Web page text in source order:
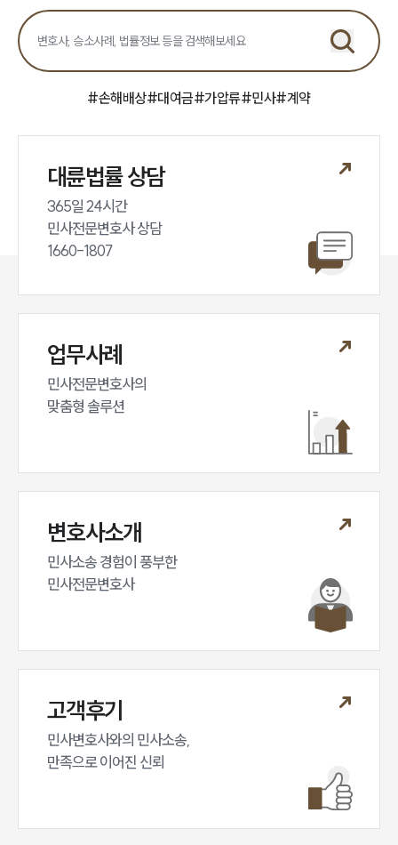
#손해배상#대여금#가압류#민사#계약
대륜법률 상담
365일 24시간
민사전문변호사 상담
1660-1807
업무사례
민사전문변호사의
맞춤형 솔루션
변호사소개
민사소송 경험이 풍부한
민사전문변호사
고객후기
민사변호사와의 민사소송,
만족으로 이어진 신뢰